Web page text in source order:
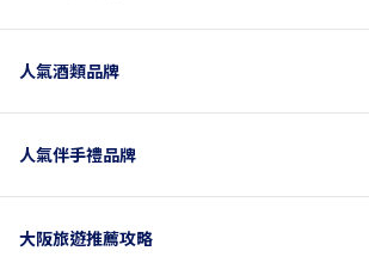
人氣酒類品牌
人氣伴手禮品牌
大阪旅遊推薦攻略